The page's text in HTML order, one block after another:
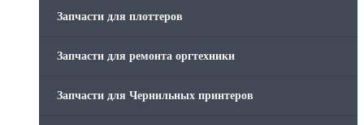
Запчасти для плоттеров
Запчасти для ремонта оргтехники
Запчасти для Чернильных принтеров